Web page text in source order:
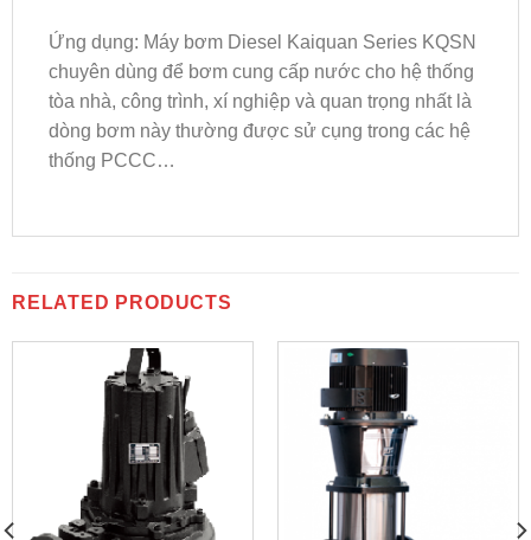
Ứng dụng: Máy bơm Diesel Kaiquan Series KQSN
chuyên dùng để bơm cung cấp nước cho hệ thống
tòa nhà, công trình, xí nghiệp và quan trọng nhất là
dòng bơm này thường được sử cụng trong các hệ
thống PCCC…
RELATED PRODUCTS